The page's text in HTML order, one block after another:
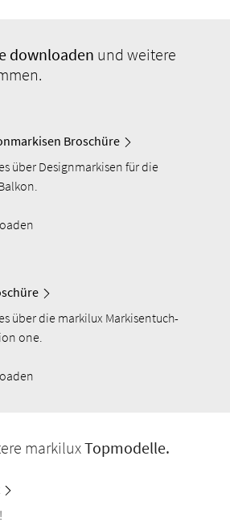
downloaden und weitere
Broschüre
über Designmarkisen für die
über die markilux Markisentuch-
one.
markiluxTopmodelle.